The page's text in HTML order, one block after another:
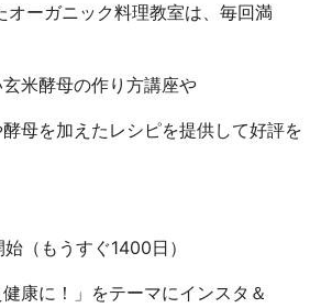
オーガニック料理教室は、毎回満
米酵母の作り方講座や
母を加えたレシピを提供して好評を
（もうすぐ1400日）
健康に！」をテーマにインスタ＆